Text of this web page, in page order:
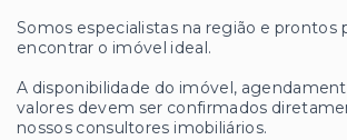
Somos especialistas na região e prontos
encontrar o imóvel ideal.
A disponibilidade do imóvel,
valores devem ser confirmados
nossos consultores imobiliários.